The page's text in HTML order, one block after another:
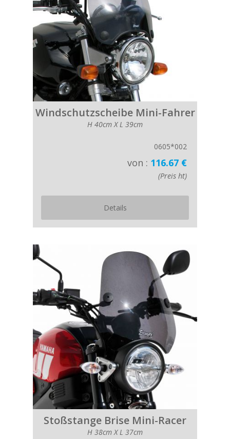
Windschutzscheibe Mini-Fahrer
H 40cm X L 39cm
0605*002
von : 116.67 €
(Preis ht)
Details
Stoßstange Brise Mini-Racer
H 38cm X L 37cm